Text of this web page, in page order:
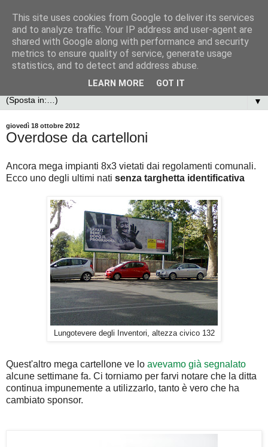
▼
giovedì 18 ottobre 2012
Overdose da cartelloni
Ancora mega impianti 8x3 vietati dai regolamenti comunali.
Ecco uno degli ultimi nati senza targhetta identificativa
Lungotevere degli Inventori, altezza civico 132
Quest'altro mega cartellone ve lo avevamo già segnalato
alcune settimane fa. Ci torniamo per farvi notare che la ditta
continua impunemente a utilizzarlo, tanto è vero che ha
cambiato sponsor.
This site uses cookies from Google to deliver its services
and to analyze traffic. Your IP address and user-agent are
shared with Google along with performance and security
metrics to ensure quality of service, generate usage
statistics, and to detect and address abuse.
LEARN MORE GOT IT